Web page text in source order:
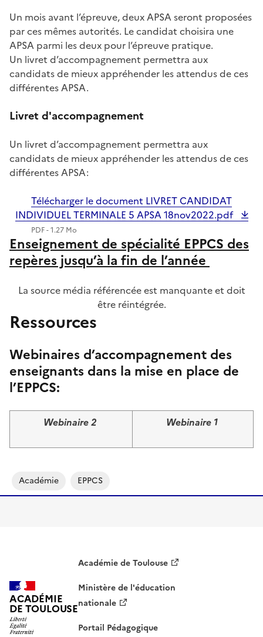
Un mois avant l’épreuve, deux APSA seront proposées
par ces mêmes autorités. Le candidat choisira une
APSA parmi les deux pour l’épreuve pratique.
Un livret d’accompagnement permettra aux
candidats de mieux appréhender les attendus de ces
différentes APSA.
Livret d'accompagnement
Un livret d’accompagnement permettra aux
candidats de mieux appréhender les attendus de ces
différentes APSA:
Télécharger le document LIVRET CANDIDAT
INDIVIDUEL TERMINALE 5 APSA 18nov2022.pdf
PDF - 1.27 Mo
Enseignement de spécialité EPPCS des
repères jusqu’à la fin de l’année
La source média référencée est manquante et doit
être réintégrée.
Ressources
Webinaires d’accompagnement des
enseignants dans la mise en place de
l’EPPCS:
Webinaire 2 Webinaire 1
Académie EPPCS
ACADÉMIE
DE TOULOUSE
Académie de Toulouse
Ministère de l'éducation
nationale
Portail Pédagogique